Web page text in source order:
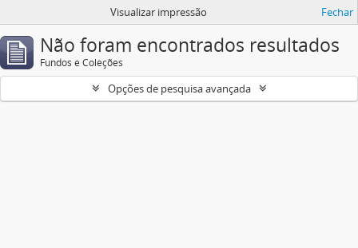
Visualizar impressão Fechar
Não foram encontrados resultados
Fundos e Coleções
Opções de pesquisa avançada